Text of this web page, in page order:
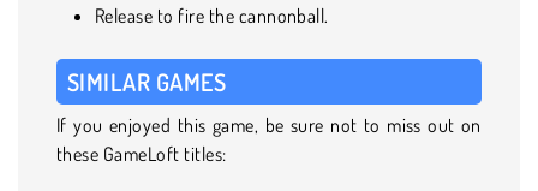
Release to fire the cannonball.
SIMILAR GAMES
If you enjoyed this game, be sure not to miss out on
these GameLoft titles: